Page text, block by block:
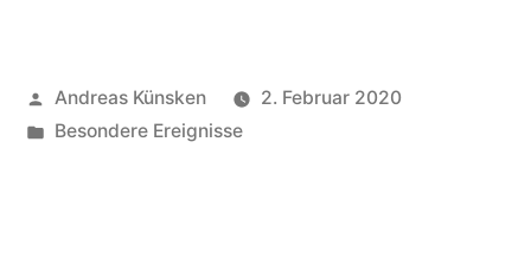
Andreas Künsken
2. Februar 2020
Besondere Ereignisse